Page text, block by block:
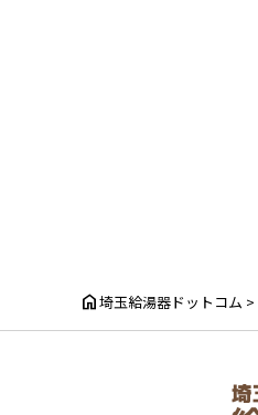
home埼玉給湯器ドットコム >